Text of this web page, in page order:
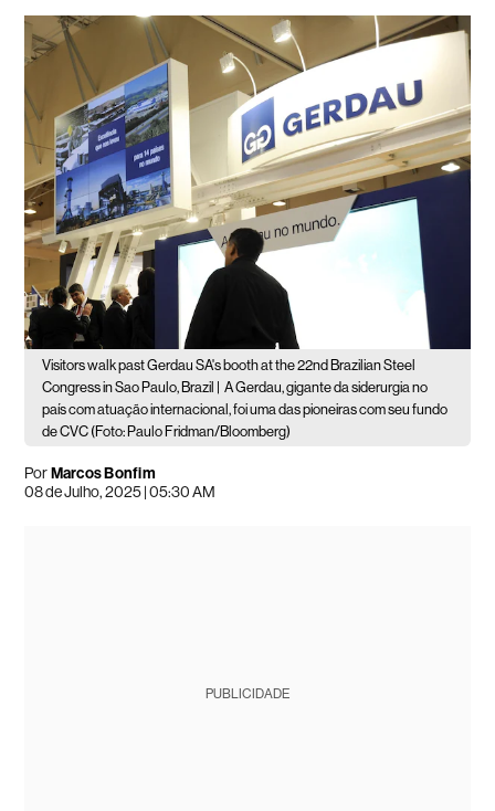
Visitors walk past Gerdau SA's booth at the 22nd Brazilian Steel
Congress in Sao Paulo, Brazil |
A Gerdau, gigante da siderurgia no
país com atuação internacional, foi uma das pioneiras com seu fundo
de CVC (Foto: Paulo Fridman/Bloomberg)
PorMarcos Bonfim
08 de Julho, 2025 | 05:30 AM
PUBLICIDADE